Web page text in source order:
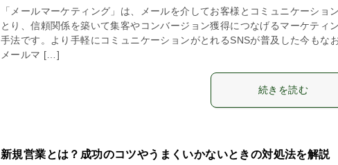
「メールマーケティング」は、メールを介してお客様とコミュニケーショ
とり、信頼関係を築いて集客やコンバージョン獲得につなげるマーケティ
手法です。より手軽にコミュニケーションがとれるSNSが普及した今もなお
メールマ […]
続きを読む
新規営業とは？成功のコツやうまくいかないときの対処法を解説